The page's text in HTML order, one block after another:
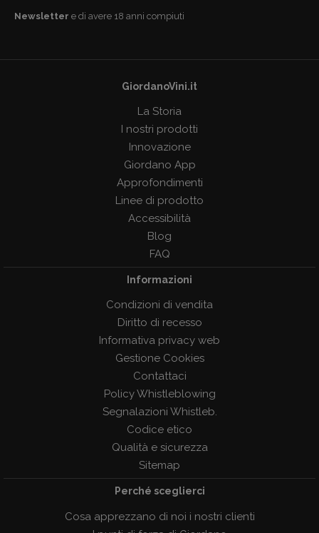
Newsletter e di avere 18 anni compiuti
GiordanoVini.it
La Storia
I nostri prodotti
Innovazione
Giordano App
Approfondimenti
Linee di prodotto
Accessibilità
Blog
FAQ
Informazioni
Condizioni di vendita
Diritto di recesso
Informativa privacy web
Gestione Cookies
Contattaci
Policy Whistleblowing
Segnalazioni Whistleb.
Codice etico
Qualità e sicurezza
Sitemap
Perché sceglierci
Cosa apprezzano di noi i nostri clienti